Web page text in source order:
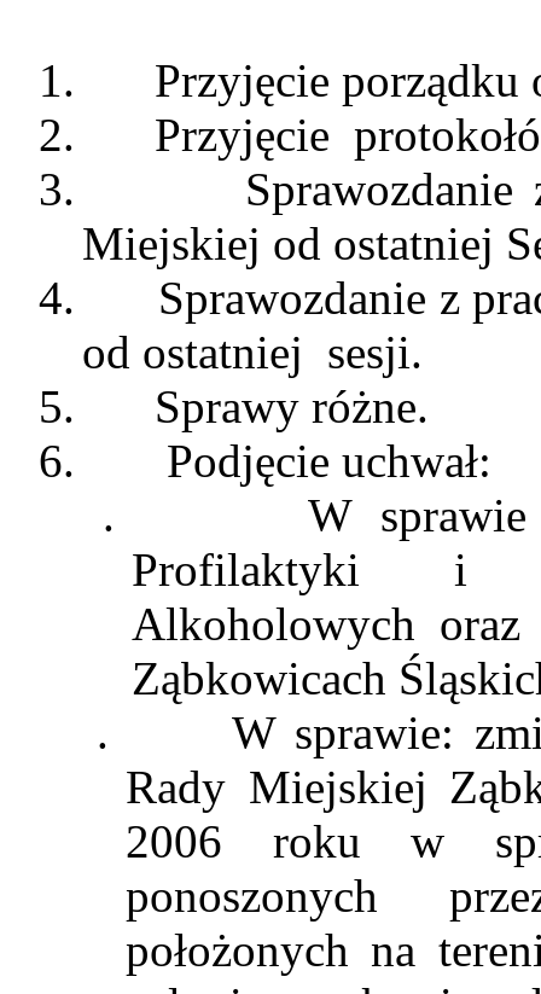
1.
Przyjęcie porządku
2.
Przyjęcie
3.
Miejskiej od ostatniej
4.
Sprawozdanie z
od ostatniej sesji.
5.
Sprawy różne.
6.
Podjęcie uchwał:
.
W
Profilaktyki i
Alkoholowych oraz
Ząbkowicach
.
W sprawie:
Rady Miejskiej
2006 roku w
ponoszonych
położonych na